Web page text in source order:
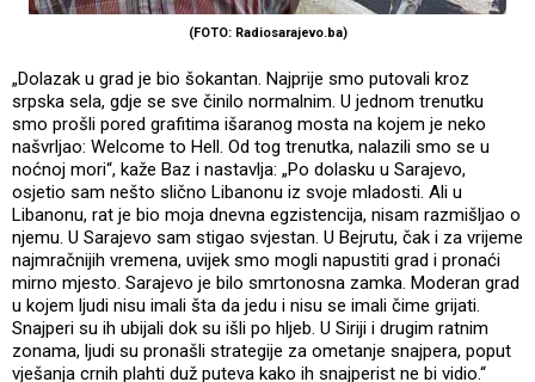
(FOTO: Radiosarajevo.ba)
„Dolazak u grad je bio šokantan. Najprije smo putovali kroz
srpska sela, gdje se sve činilo normalnim. U jednom trenutku
smo prošli pored grafitima išaranog mosta na kojem je neko
našvrljao: Welcome to Hell. Od tog trenutka, nalazili smo se u
noćnoj mori“, kaže Baz i nastavlja: „Po dolasku u Sarajevo,
osjetio sam nešto slično Libanonu iz svoje mladosti. Ali u
Libanonu, rat je bio moja dnevna egzistencija, nisam razmišljao o
njemu. U Sarajevo sam stigao svjestan. U Bejrutu, čak i za vrijeme
najmračnijih vremena, uvijek smo mogli napustiti grad i pronaći
mirno mjesto. Sarajevo je bilo smrtonosna zamka. Moderan grad
u kojem ljudi nisu imali šta da jedu i nisu se imali čime grijati.
Snajperi su ih ubijali dok su išli po hljeb. U Siriji i drugim ratnim
zonama, ljudi su pronašli strategije za ometanje snajpera, poput
vješanja crnih plahti duž puteva kako ih snajperist ne bi vidio.“